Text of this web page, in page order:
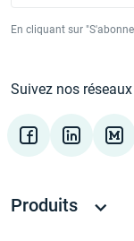
En cliquant sur
Suivez nos
Produits